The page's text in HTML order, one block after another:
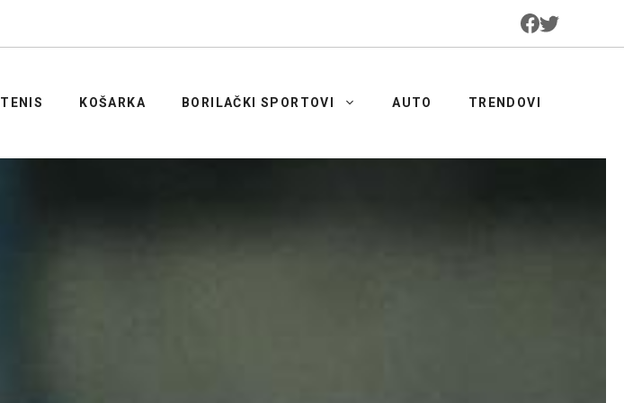
TENIS KOŠARKA BORILAČKI SPORTOVI AUTO TRENDOVI